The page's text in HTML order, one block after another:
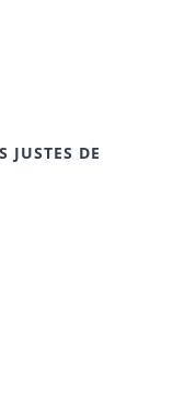
JUSTES DE